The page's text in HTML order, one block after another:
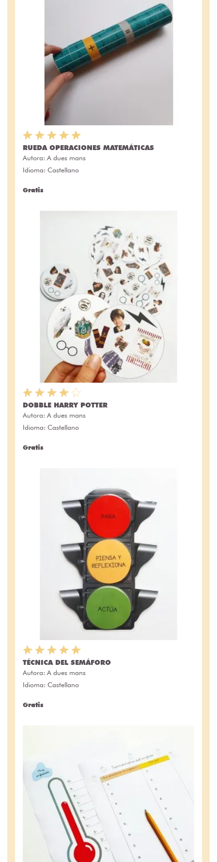
RUEDA OPERACIONES MATEMÁTICAS
Autora: A dues mans
Idioma: Castellano
Gratis
DOBBLE HARRY POTTER
Autora: A dues mans
Idioma: Castellano
Gratis
TÉCNICA DEL SEMÁFORO
Autora: A dues mans
Idioma: Castellano
Gratis